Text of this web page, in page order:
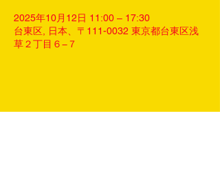
2025年10月12日 11:00 – 17:30
台東区, 日本、〒111-0032 東京都台東区浅
草２丁目６−７